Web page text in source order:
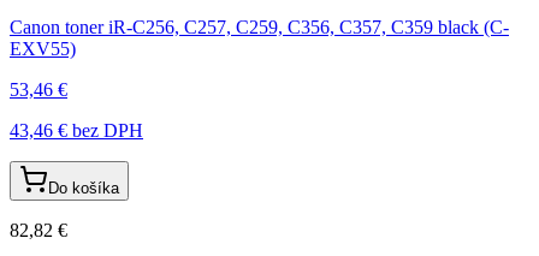
Canon toner iR-C256, C257, C259, C356, C357, C359 black (C-
EXV55)
53,46 €
43,46 € bez DPH
Do košíka
82,82 €